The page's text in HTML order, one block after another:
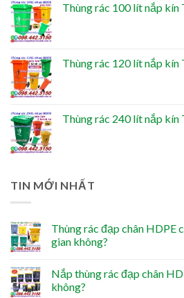
Thùng rác 100 lít nắp kín
Thùng rác 120 lít nắp kín
Thùng rác 240 lít nắp kín
TIN MỚI NHẤT
Thùng rác đạp chân HDPE
gian không?
Nắp thùng rác đạp chân
không?